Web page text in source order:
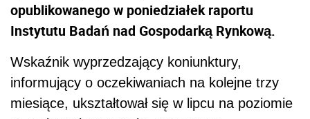
opublikowanego w poniedziałek raportu
Instytutu Badań nad Gospodarką Rynkową.
Wskaźnik wyprzedzający koniunktury,
informujący o oczekiwaniach na kolejne trzy
miesiące, ukształtował się w lipcu na poziomie